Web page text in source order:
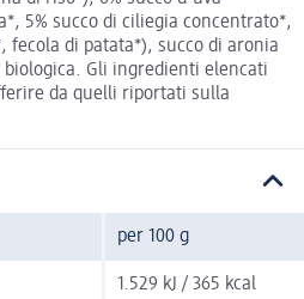
5% succo di ciliegia concentrato*,
fecola di patata*), succo di aronia
Gli ingredienti elencati
da quelli riportati sulla
per 100 g
1.529 kJ / 365 kcal